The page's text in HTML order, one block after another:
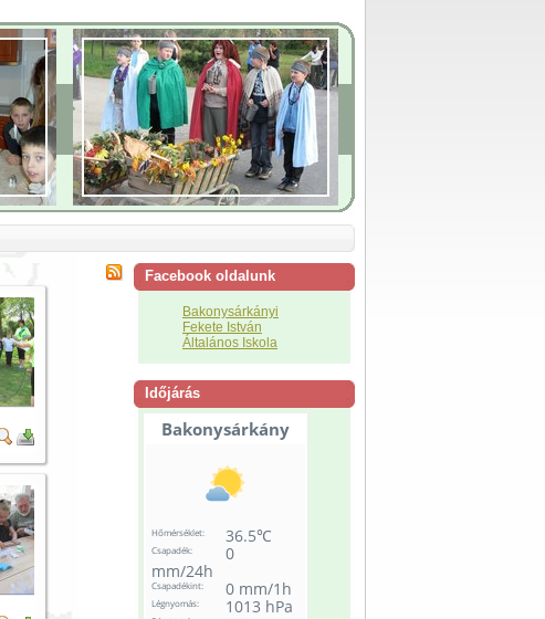
Facebook oldalunk
Bakonysárkányi
Fekete István
Általános Iskola
Időjárás